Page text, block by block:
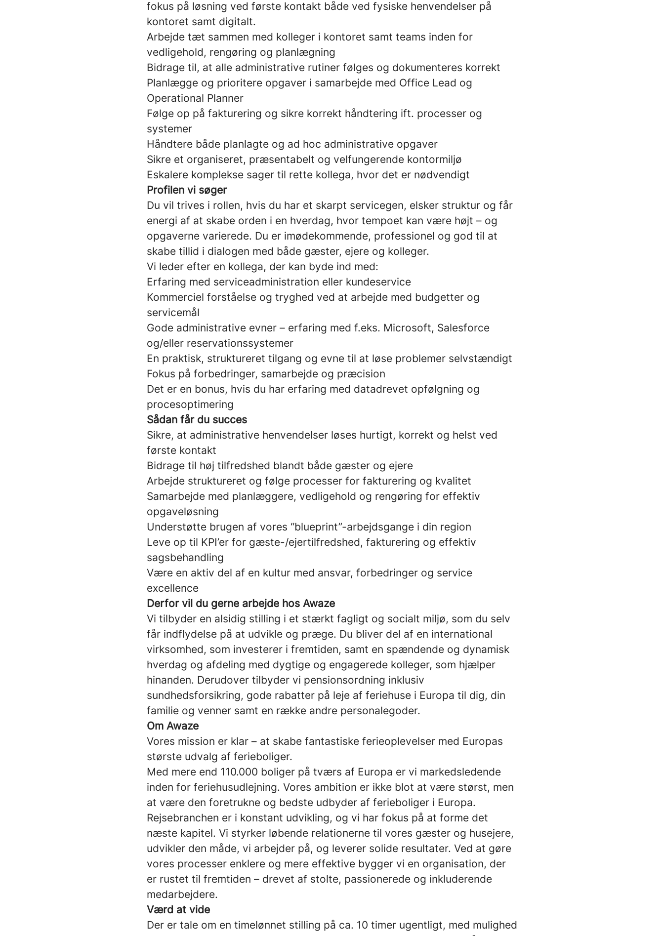
fokus på løsning ved første kontakt både ved fysiske henvendelser på
kontoret samt digitalt.
Arbejde tæt sammen med kolleger i kontoret samt teams inden for
vedligehold, rengøring og planlægning
Bidrage til, at alle administrative rutiner følges og dokumenteres korrekt
Planlægge og prioritere opgaver i samarbejde med Office Lead og
Operational Planner
Følge op på fakturering og sikre korrekt håndtering ift. processer og
systemer
Håndtere både planlagte og ad hoc administrative opgaver
Sikre et organiseret, præsentabelt og velfungerende kontormiljø
Eskalere komplekse sager til rette kollega, hvor det er nødvendigt
Profilen vi søger
Du vil trives i rollen, hvis du har et skarpt servicegen, elsker struktur og får
energi af at skabe orden i en hverdag, hvor tempoet kan være højt – og
opgaverne varierede. Du er imødekommende, professionel og god til at
skabe tillid i dialogen med både gæster, ejere og kolleger.
Vi leder efter en kollega, der kan byde ind med:
Erfaring med serviceadministration eller kundeservice
Kommerciel forståelse og tryghed ved at arbejde med budgetter og
servicemål
Gode administrative evner – erfaring med f.eks. Microsoft, Salesforce
og/eller reservationssystemer
En praktisk, struktureret tilgang og evne til at løse problemer selvstændigt
Fokus på forbedringer, samarbejde og præcision
Det er en bonus, hvis du har erfaring med datadrevet opfølgning og
procesoptimering
Sådan får du succes
Sikre, at administrative henvendelser løses hurtigt, korrekt og helst ved
første kontakt
Bidrage til høj tilfredshed blandt både gæster og ejere
Arbejde struktureret og følge processer for fakturering og kvalitet
Samarbejde med planlæggere, vedligehold og rengøring for effektiv
opgaveløsning
Understøtte brugen af vores “blueprint”-arbejdsgange i din region
Leve op til KPI’er for gæste-/ejertilfredshed, fakturering og effektiv
sagsbehandling
Være en aktiv del af en kultur med ansvar, forbedringer og service
excellence
Derfor vil du gerne arbejde hos Awaze
Vi tilbyder en alsidig stilling i et stærkt fagligt og socialt miljø, som du selv
får indflydelse på at udvikle og præge. Du bliver del af en international
virksomhed, som investerer i fremtiden, samt en spændende og dynamisk
hverdag og afdeling med dygtige og engagerede kolleger, som hjælper
hinanden. Derudover tilbyder vi pensionsordning inklusiv
sundhedsforsikring, gode rabatter på leje af feriehuse i Europa til dig, din
familie og venner samt en række andre personalegoder.
Om Awaze
Vores mission er klar – at skabe fantastiske ferieoplevelser med Europas
største udvalg af ferieboliger.
Med mere end 110.000 boliger på tværs af Europa er vi markedsledende
inden for feriehusudlejning. Vores ambition er ikke blot at være størst, men
at være den foretrukne og bedste udbyder af ferieboliger i Europa.
Rejsebranchen er i konstant udvikling, og vi har fokus på at forme det
næste kapitel. Vi styrker løbende relationerne til vores gæster og husejere,
udvikler den måde, vi arbejder på, og leverer solide resultater. Ved at gøre
vores processer enklere og mere effektive bygger vi en organisation, der
er rustet til fremtiden – drevet af stolte, passionerede og inkluderende
medarbejdere.
Værd at vide
Der er tale om en timelønnet stilling på ca. 10 timer ugentligt, med mulighed